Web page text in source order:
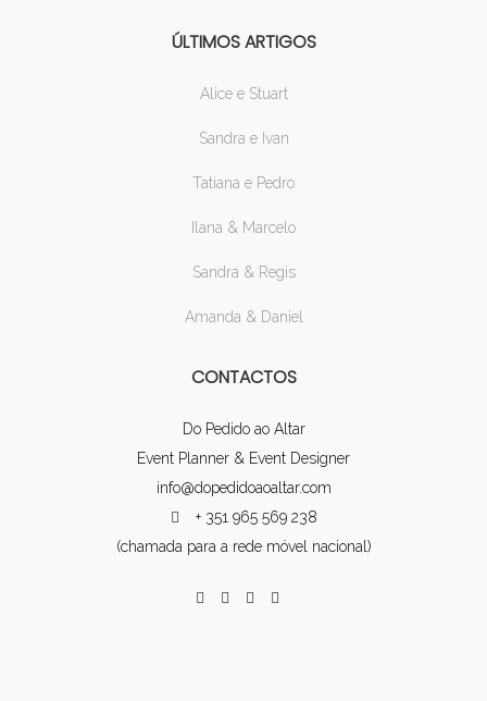
ÚLTIMOS ARTIGOS
Alice e Stuart
Sandra e Ivan
Tatiana e Pedro
Ilana & Marcelo
Sandra & Regis
Amanda & Daniel
CONTACTOS
Do Pedido ao Altar
Event Planner & Event Designer
info@dopedidoaoaltar.com
+ 351 965 569 238
(chamada para a rede móvel nacional)